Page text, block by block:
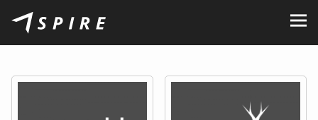
Rólunk
Márkák